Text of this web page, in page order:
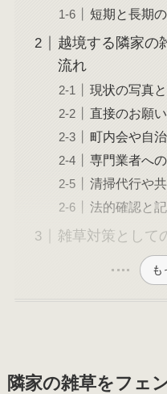
短期と長期
越境する隣家の
流れ
現状の写真
直接のお願
町内会や自
専門業者へ
清掃代行や
法的確認と
雑草対策として
も
隣家の雑草をフェ